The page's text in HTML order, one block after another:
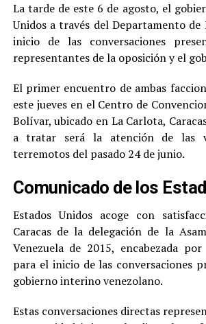
La tarde de este 6 de agosto, el
Unidos a través del Departamento de
inicio de las conversaciones
representantes de la oposición y el
El primer encuentro de ambas
este jueves en el Centro de
Bolívar, ubicado en La Carlota,
a tratar será la atención de las
terremotos del pasado 24 de junio.
Comunicado de los
Estados Unidos acoge con
Caracas de la delegación de la
Venezuela de 2015, encabezada
para el inicio de las conversaciones
gobierno interino venezolano.
Estas conversaciones directas